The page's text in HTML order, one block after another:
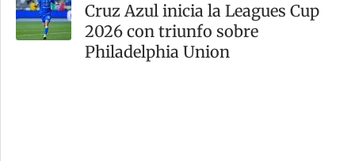
Cruz Azul inicia la Leagues Cup
2026 con triunfo sobre
Philadelphia Union